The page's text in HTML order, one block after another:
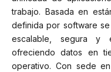
trabajo. Basada en
definida por software
escalable, segura y
ofreciendo datos en
operativo. Con sede